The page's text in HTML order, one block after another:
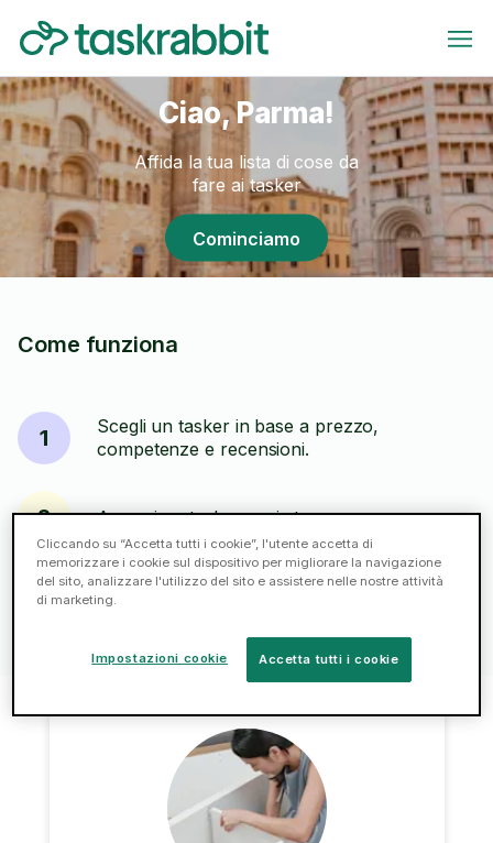
Ciao, Parma!
Affida la tua lista di cose da
fare ai tasker
Cominciamo
Come funziona
1
Scegli un tasker in base a prezzo,
competenze e recensioni.
2 Assumi un tasker oggi stesso.
3
Chatta, paga, lascia una mancia e recensisci:
tutto in un unico sistema.
Cliccando su “Accetta tutti i cookie”, l'utente accetta di
memorizzare i cookie sul dispositivo per migliorare la navigazione
del sito, analizzare l'utilizzo del sito e assistere nelle nostre attività
di marketing.
Accetta tutti i cookie
Impostazioni cookie